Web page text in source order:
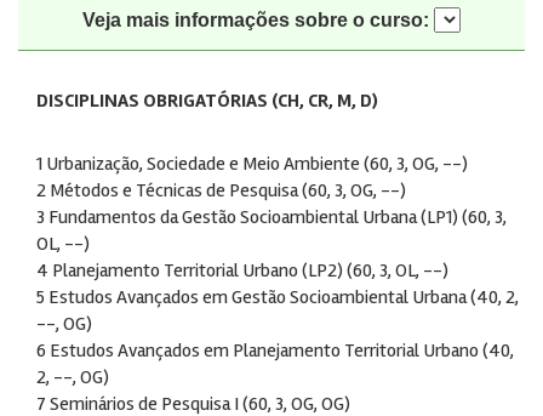
Veja mais informações sobre o curso:
DISCIPLINAS OBRIGATÓRIAS (CH, CR, M, D)
1 Urbanização, Sociedade e Meio Ambiente (60, 3, OG, --)
2 Métodos e Técnicas de Pesquisa (60, 3, OG, --)
3 Fundamentos da Gestão Socioambiental Urbana (LP1) (60, 3,
OL, --)
4 Planejamento Territorial Urbano (LP2) (60, 3, OL, --)
5 Estudos Avançados em Gestão Socioambiental Urbana (40, 2,
--, OG)
6 Estudos Avançados em Planejamento Territorial Urbano (40,
2, --, OG)
7 Seminários de Pesquisa I (60, 3, OG, OG)